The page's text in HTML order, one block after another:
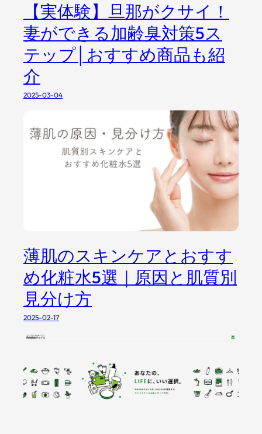
【実体験】旦那がクサイ！
妻ができる加齢臭対策5ス
テップ│おすすめ商品も紹
介
2025-03-04
薄肌のスキンケアとおすす
め化粧水5選｜原因と肌質別
見分け方
2025-02-17